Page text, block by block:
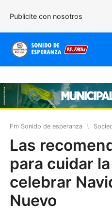
Publicite con nosotros
Fm Sonido de esperanza \
Las
para cuidar
celebrar
Nuevo